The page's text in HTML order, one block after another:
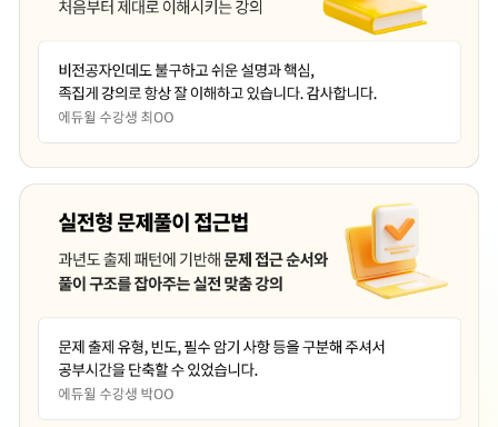
개인적으로는 매우 만족합니다. 기초가 없는상태에서 도전하는거라 좋은강의라...
강의하실 때 말을 잘하셔서 듣기좋습니다
오랜 노하우로 잘 가르쳐주시고 있습니다. 64세의 나이에 시작하는 수학 ...
처음 책만 사서 봤을땐 어떻게하나 생각했던게 확실히 강의를 들으니 한결 ...
여타 강의 교수님 비교 불가 독보적임 화이팅!